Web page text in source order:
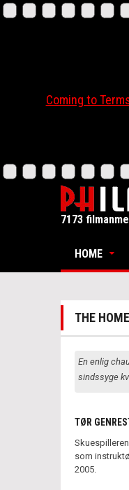
Coming to Terms
7173
HOME
THE
En enlig
sindssyge
TØR
som
2005.